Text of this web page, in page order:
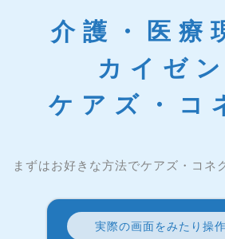
介護・医療
カイゼ
ケアズ・コ
まずはお好きな方法でケアズ・コネ
実際の画面をみたり操